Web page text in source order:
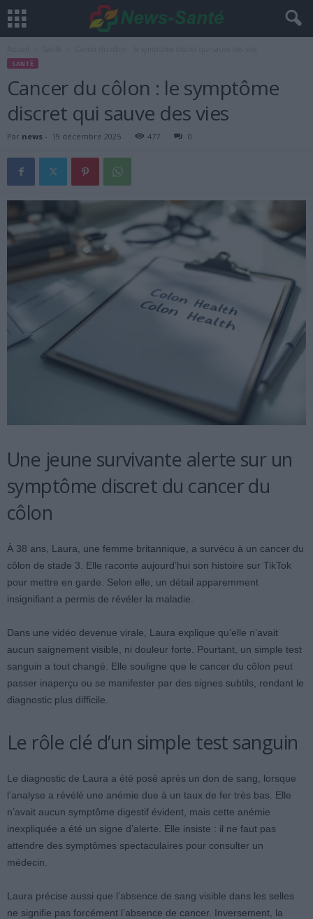
SANTÉ
Cancer du côlon : le symptôme
discret qui sauve des vies
Par news - 19 décembre 2025 477 0
Une jeune survivante alerte sur un
symptôme discret du cancer du
côlon
À 38 ans, Laura, une femme britannique, a survécu à un cancer du
côlon de stade 3. Elle raconte aujourd’hui son histoire sur TikTok
pour mettre en garde. Selon elle, un détail apparemment
insignifiant a permis de révéler la maladie.
Dans une vidéo devenue virale, Laura explique qu’elle n’avait
aucun saignement visible, ni douleur forte. Pourtant, un simple test
sanguin a tout changé. Elle souligne que le cancer du côlon peut
passer inaperçu ou se manifester par des signes subtils, rendant le
diagnostic plus difficile.
Le rôle clé d’un simple test sanguin
Le diagnostic de Laura a été posé après un don de sang, lorsque
l’analyse a révélé une anémie due à un taux de fer très bas. Elle
n’avait aucun symptôme digestif évident, mais cette anémie
inexpliquée a été un signe d’alerte. Elle insiste : il ne faut pas
attendre des symptômes spectaculaires pour consulter un
médecin.
Laura précise aussi que l’absence de sang visible dans les selles
ne signifie pas forcément l’absence de cancer. Inversement, la